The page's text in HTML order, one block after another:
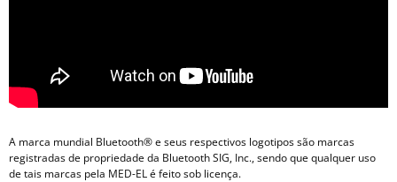
A marca mundial Bluetooth® e seus respectivos logotipos são marcas
registradas de propriedade da Bluetooth SIG, Inc., sendo que qualquer uso
de tais marcas pela MED-EL é feito sob licença.